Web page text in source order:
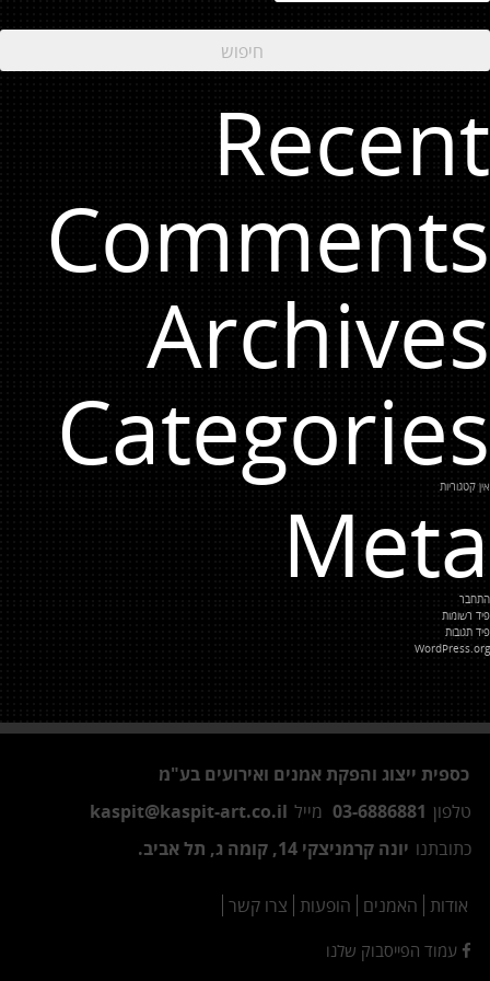
Recent
Comments
Archives
Categories
אין קטגוריות
Meta
התחבר
פיד רשומות
פיד תגובות
WordPress.org
כספית ייצוג והפקת אמנים ואירועים בע"מ
טלפון 03-6886881 מייל kaspit@kaspit-art.co.il
כתובתנו יונה קרמניצקי 14, קומה ג, תל אביב.
אודות האמנים הופעות צרו קשר
עמוד הפייסבוק שלנו